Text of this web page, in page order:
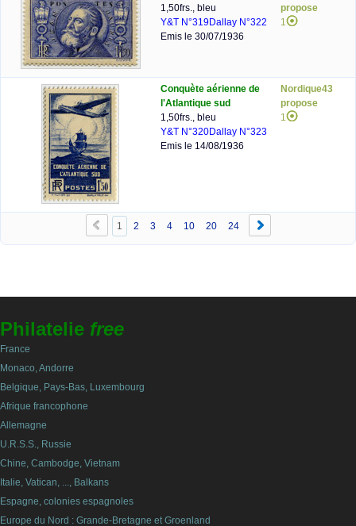
1,50frs., bleu
Y&T N°319Dallay N°322
Emis le 30/07/1936
propose
1
Conquète aérienne de
l'Atlantique sud
1,50frs., bleu
Y&T N°320Dallay N°323
Emis le 14/08/1936
Nordique43
propose
1
1 2 3 4 10 20 24
Philatelie free
France
Monaco, Andorre
Belgique, Pays-Bas, Luxembourg
Afrique francophone
Allemagne
U.R.S.S., Russie
Chine, Cambodge, Vietnam
Italie, Vatican, ..., Balkans
Espagne, colonies espagnoles
Europe du Nord : Grande-Bretagne et Groenland